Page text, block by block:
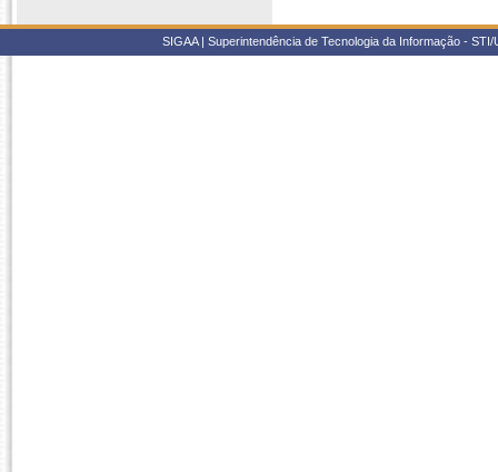
SIGAA | Superintendência de Tecnologia da Informação -